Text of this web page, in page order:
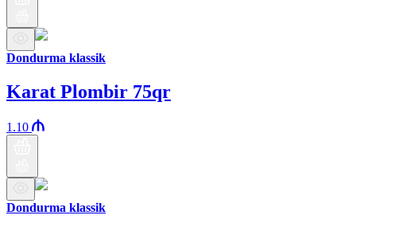
Dondurma klassik
Karat Plombir 75qr
1.10
Dondurma klassik